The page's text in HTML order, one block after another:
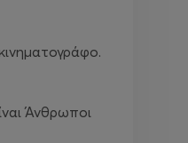
Άνθρωποι